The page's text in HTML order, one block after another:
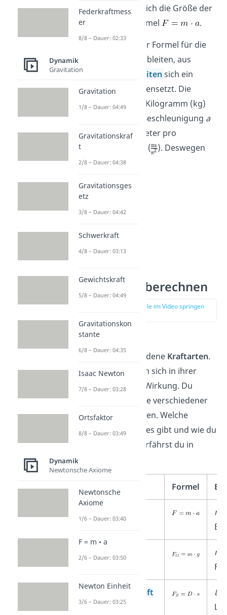
bekannt, ergibt sich die Größe der
Kraft aus der Formel
.
Übrigens:
Aus der Formel für die
Kraft kannst du ableiten, aus
welchen
SI-Einheiten sich ein
Newton zusammensetzt. Die
Massemwird in Kilogramm (kg)
angegeben, die Beschleunigung a
hat die Einheit Meter pro
Quadratsekunde (
). Deswegen
gilt:
Kraftarten berechnen
zur Stelle im Video springen
umfasst verschiedene Kraftarten.
Sie unterscheiden sich in ihrer
Entstehung und Wirkung. Du
kannst sie mithilfe verschiedener
Formeln berechnen. Welche
wichtigen Kräfte es gibt und wie du
sie berechnest, erfährst du in
Kraftart Formel
m
m
Federspannkraft D
Federkraftmess
er
8/8 – Dauer: 02:33
Dynamik
Gravitation
Gravitation
1/8 – Dauer: 04:49
Gravitationskraf
t
2/8 – Dauer: 04:38
Gravitationsges
etz
3/8 – Dauer: 04:42
Schwerkraft
4/8 – Dauer: 03:13
Gewichtskraft
5/8 – Dauer: 04:49
Gravitationskon
stante
6/8 – Dauer: 04:35
Isaac Newton
7/8 – Dauer: 03:28
Ortsfaktor
8/8 – Dauer: 03:49
Dynamik
Newtonsche Axiome
Newtonsche
Axiome
1/6 – Dauer: 03:40
F = m • a
2/6 – Dauer: 03:50
Newton Einheit
3/6 – Dauer: 03:25